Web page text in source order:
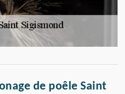
de poêle Saint